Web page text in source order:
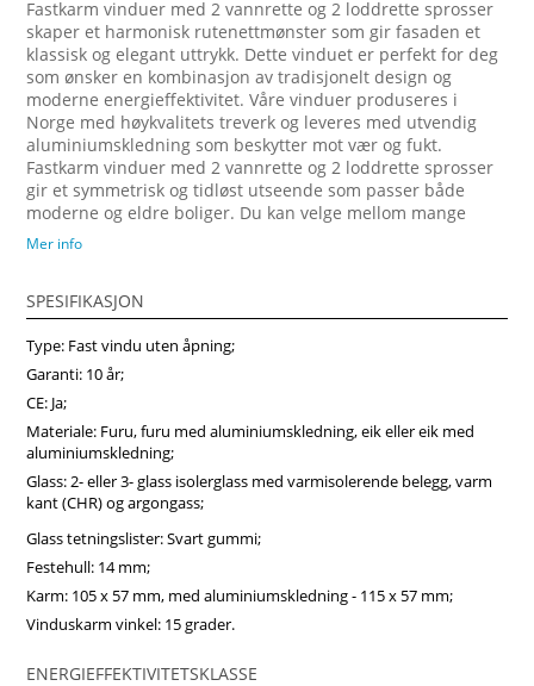
Fastkarm vinduer med 2 vannrette og 2 loddrette sprosser
skaper et harmonisk rutenettmønster som gir fasaden et
klassisk og elegant uttrykk. Dette vinduet er perfekt for deg
som ønsker en kombinasjon av tradisjonelt design og
moderne energieffektivitet. Våre vinduer produseres i
Norge med høykvalitets treverk og leveres med utvendig
aluminiumskledning som beskytter mot vær og fukt.
Fastkarm vinduer med 2 vannrette og 2 loddrette sprosser
gir et symmetrisk og tidløst utseende som passer både
moderne og eldre boliger. Du kan velge mellom mange
farger, profiler og mål for å få et skreddersydd resultat. Hos
fra Vindupro.no – norskproduserte kvalitetsvinduer direkte
fra fabrikk med rask levering og gunstige priser. Gi
hjemmet ditt et løft med ekte norsk håndverk!
Mer info
SPESIFIKASJON
Type: Fast vindu uten åpning;
Garanti: 10 år;
CE: Ja;
Materiale: Furu, furu med aluminiumskledning, eik eller eik med
aluminiumskledning;
Glass: 2- eller 3- glass isolerglass med varmisolerende belegg, varm
kant (CHR) og argongass;
Glass tetningslister: Svart gummi;
Festehull: 14 mm;
Karm: 105 x 57 mm, med aluminiumskledning - 115 x 57 mm;
Vinduskarm vinkel: 15 grader.
ENERGIEFFEKTIVITETSKLASSE